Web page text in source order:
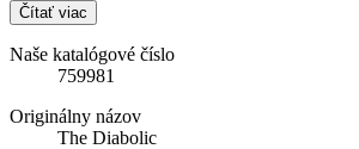
Čítať viac
Naše katalógové číslo
759981
Originálny názov
The Diabolic